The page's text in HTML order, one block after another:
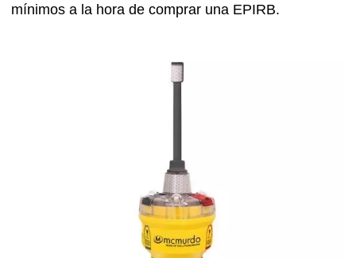
mínimos a la hora de comprar una EPIRB.